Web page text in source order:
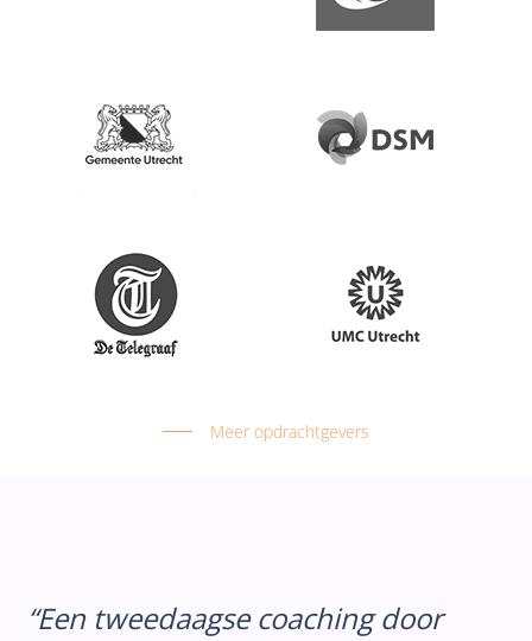
Meer opdrachtgevers
“Een tweedaagse coaching door